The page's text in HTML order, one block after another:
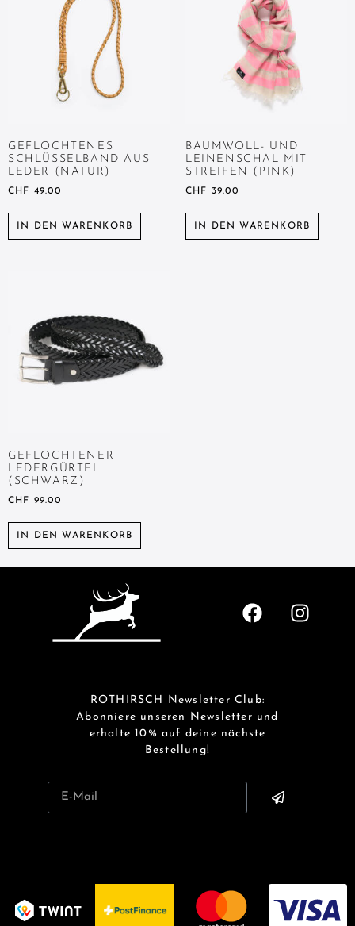
GEFLOCHTENES
SCHLÜSSELBAND AUS
LEDER (NATUR)
CHF 49.00
IN DEN WARENKORB
BAUMWOLL- UND
LEINENSCHAL MIT
STREIFEN (PINK)
CHF 39.00
IN DEN WARENKORB
GEFLOCHTENER
LEDERGÜRTEL
(SCHWARZ)
CHF 99.00
IN DEN WARENKORB
ROTHIRSCH Newsletter Club:
Abonniere unseren Newsletter und
erhalte 10% auf deine nächste
Bestellung!